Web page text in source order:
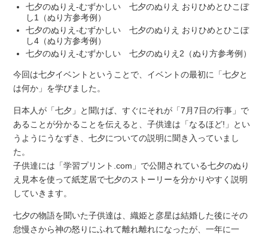
七夕のぬりえ-むずかしい 七夕のぬりえ おりひめとひこぼ
し1（ぬり方参考例）
七夕のぬりえ-むずかしい 七夕のぬりえ おりひめとひこぼ
し4（ぬり方参考例）
七夕のぬりえ-むずかしい 七夕のぬりえ2（ぬり方参考例）
今回は七夕イベントということで、イベントの最初に「七夕と
は何か」を学びました。
日本人が「七夕」と聞けば、すぐにそれが「7月7日の行事」で
あることが分かることを伝えると、子供達は「なるほど!」とい
うようにうなずき、七夕についての説明に聞き入っていまし
た。
子供達には「学習プリント.com」で公開されている七夕のぬり
え見本を使って紙芝居で七夕のストーリーを分かりやすく説明
していきます。
七夕の物語を聞いた子供達は、織姫と彦星は結婚した後にその
怠慢さから神の怒りにふれて離れ離れになったが、一年に一